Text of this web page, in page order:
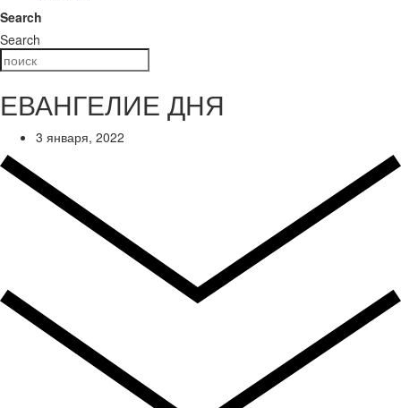
Search
Search
ЕВАНГЕЛИЕ ДНЯ
3 января, 2022